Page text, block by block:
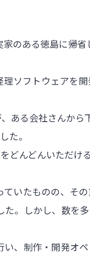
のある徳島に帰省
ソフトウェアを
る会社さんから
た。
んどんいただけ
いたものの、そ
。しかし、数を
、制作・開発オ